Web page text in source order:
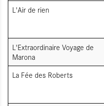
L'Air de rien
L'Extraordinaire Voyage de
Marona
La Fée des Roberts